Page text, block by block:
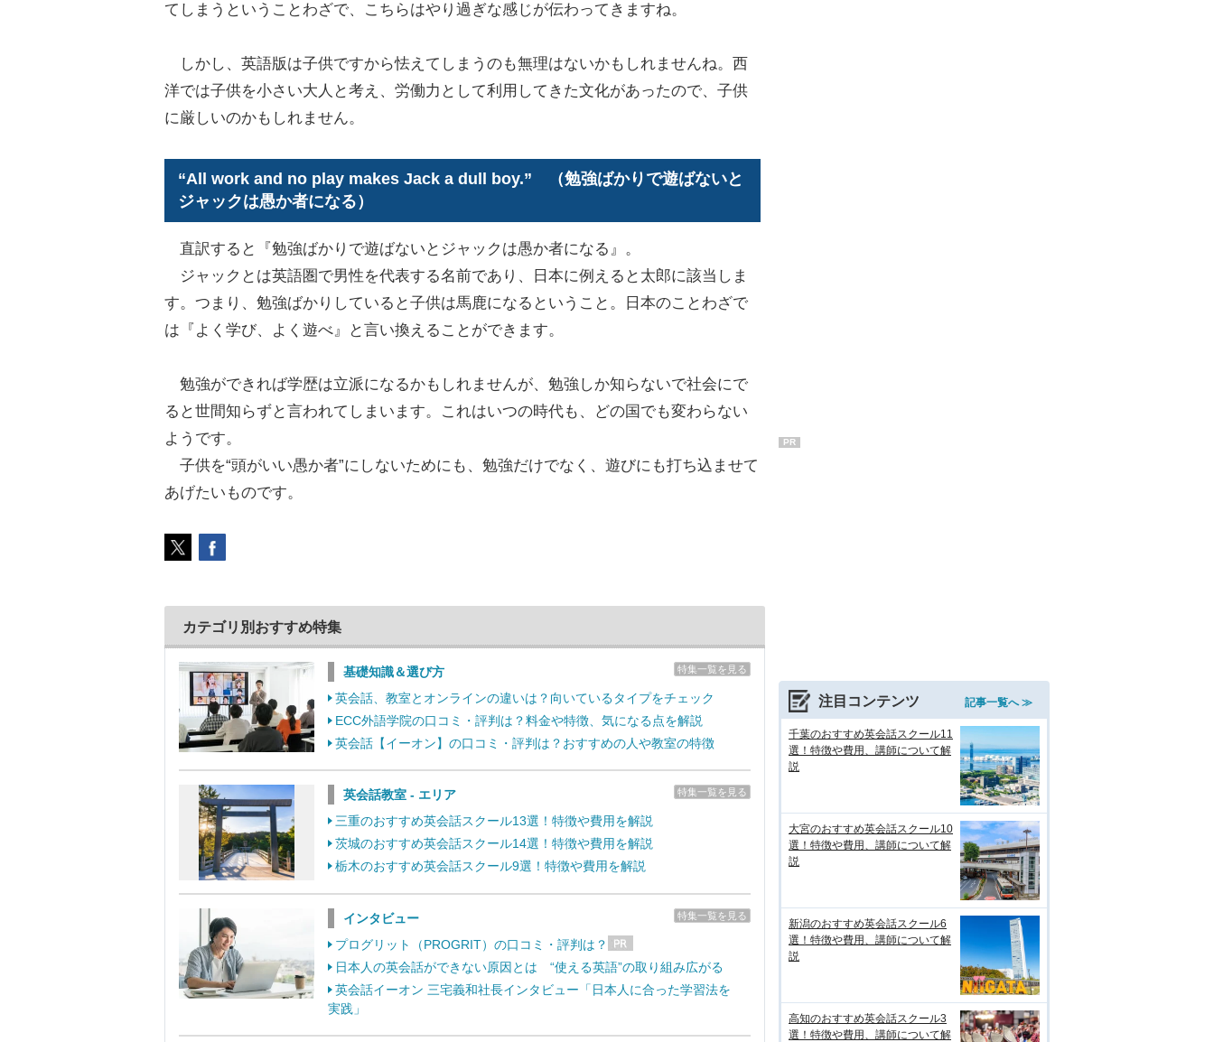
てしまうということわざで、こちらはやり過ぎな感じが伝わってきますね。
しかし、英語版は子供ですから怯えてしまうのも無理はないかもしれませんね。西
洋では子供を小さい大人と考え、労働力として利用してきた文化があったので、子供
に厳しいのかもしれません。
“All work and no play makes Jack a dull boy.” （勉強ばかりで遊ばないと
ジャックは愚か者になる）
直訳すると『勉強ばかりで遊ばないとジャックは愚か者になる』。
ジャックとは英語圏で男性を代表する名前であり、日本に例えると太郎に該当しま
す。つまり、勉強ばかりしていると子供は馬鹿になるということ。日本のことわざで
は『よく学び、よく遊べ』と言い換えることができます。
勉強ができれば学歴は立派になるかもしれませんが、勉強しか知らないで社会にで
ると世間知らずと言われてしまいます。これはいつの時代も、どの国でも変わらない
ようです。
子供を“頭がいい愚か者”にしないためにも、勉強だけでなく、遊びにも打ち込ませて
あげたいものです。
カテゴリ別おすすめ特集
特集一覧を見る
基礎知識＆選び方
英会話、教室とオンラインの違いは？向いているタイプをチェック
ECC外語学院の口コミ・評判は？料金や特徴、気になる点を解説
英会話【イーオン】の口コミ・評判は？おすすめの人や教室の特徴
特集一覧を見る
英会話教室 - エリア
三重のおすすめ英会話スクール13選！特徴や費用を解説
茨城のおすすめ英会話スクール14選！特徴や費用を解説
栃木のおすすめ英会話スクール9選！特徴や費用を解説
特集一覧を見る
インタビュー
プログリット（PROGRIT）の口コミ・評判は？
日本人の英会話ができない原因とは “使える英語”の取り組み広がる
英会話イーオン 三宅義和社長インタビュー「日本人に合った学習法を
実践」
PR
注目コンテンツ 記事一覧へ ≫
千葉のおすすめ英会話スクール11
選！特徴や費用、講師について解
説
大宮のおすすめ英会話スクール10
選！特徴や費用、講師について解
説
新潟のおすすめ英会話スクール6
選！特徴や費用、講師について解
説
高知のおすすめ英会話スクール3
選！特徴や費用、講師について解